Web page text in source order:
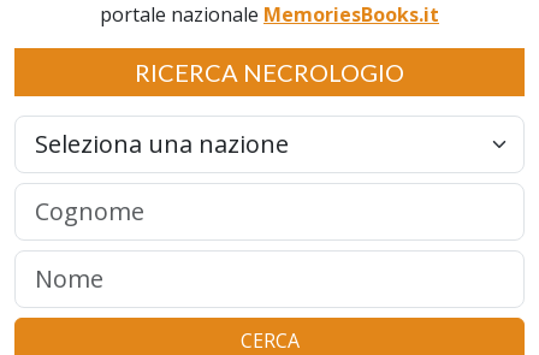
portale nazionale MemoriesBooks.it
RICERCA NECROLOGIO
CERCA